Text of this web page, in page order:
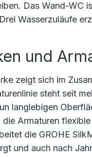
Das Wand-WC
Wasserzuläufe
und
zeigt sich im
steht seit
langlebigen
die Armaturen
die GROHE
und auch nach